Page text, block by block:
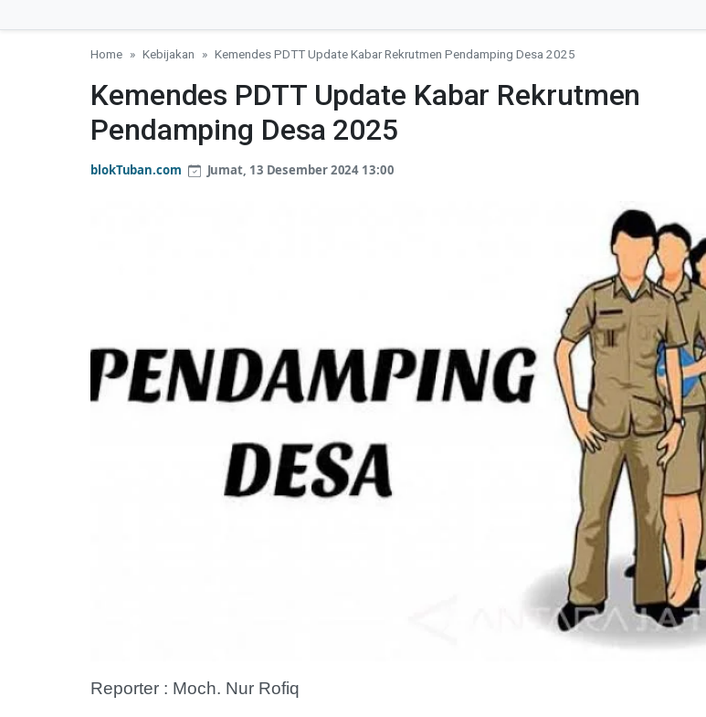
Home Kebijakan Kemendes PDTT Update Kabar Rekrutmen Pendamping Desa 2025
Kemendes PDTT Update Kabar Rekrutmen
Pendamping Desa 2025
blokTuban.com Jumat, 13 Desember 2024 13:00
Reporter : Moch. Nur Rofiq